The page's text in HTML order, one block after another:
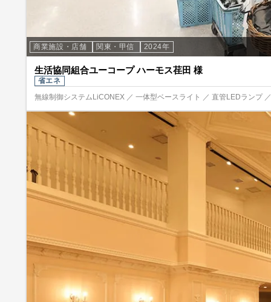
商業施設・店舗 関東・甲信 2024年
生活協同組合ユーコープ ハーモス荏田 様
省エネ
無線制御システムLiCONEX ／ 一体型ベースライト ／ 直管LEDランプ